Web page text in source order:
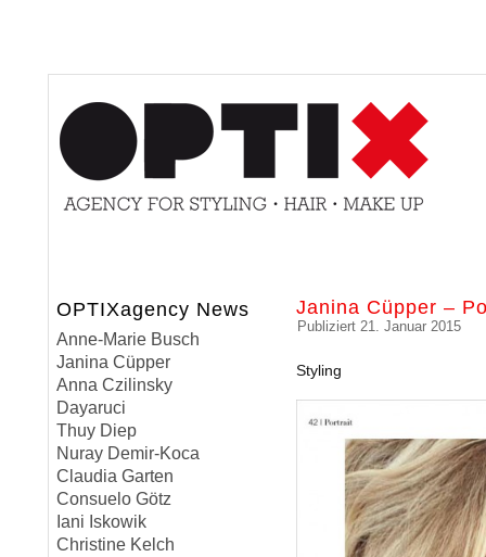
OPTIXagency News
Anne-Marie Busch
Janina Cüpper
Anna Czilinsky
Dayaruci
Thuy Diep
Nuray Demir-Koca
Claudia Garten
Consuelo Götz
Iani Iskowik
Christine Kelch
Janina Cüpper –
Publiziert 21. Januar 2015
Styling